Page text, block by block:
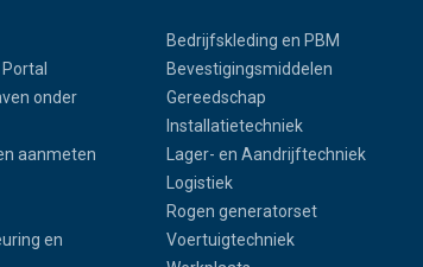
onder
aanmeten
en
Bedrijfskleding en PBM
Bevestigingsmiddelen
Gereedschap
Installatietechniek
Lager- en Aandrijftechniek
Logistiek
Rogen generatorset
Voertuigtechniek